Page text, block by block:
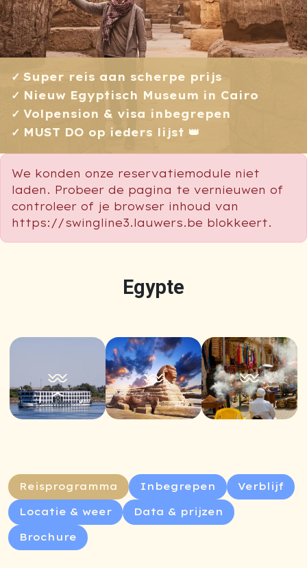
Super reis aan scherpe prijs
Nieuw Egyptisch Museum in Cairo
Volpension & visa inbegrepen
MUST DO op ieders lijst 👑
We konden onze reservatiemodule niet
laden. Probeer de pagina te vernieuwen of
controleer of je browser inhoud van
https://swingline3.lauwers.be blokkeert.
Egypte
Reisprogramma Inbegrepen Verblijf
Locatie & weer Data & prijzen
Brochure